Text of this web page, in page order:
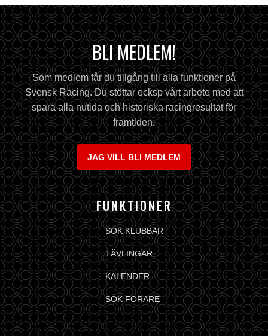
BLI MEDLEM!
Som medlem får du tillgång till alla funktioner på
Svensk Racing. Du stöttar ocksp vårt arbete med att
spara alla nutida och historiska racingresultat för
framtiden.
JAG VILL BLI MEDLEM
FUNKTIONER
SÖK KLUBBAR
TÄVLINGAR
KALENDER
SÖK FÖRARE